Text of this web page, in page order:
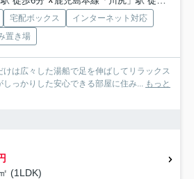
宅配ボックス
インターネット対応
置き場
けは広々した湯船で足を伸ばしてリラックス
っかりした安心できる部屋に住み...
もっと
(1LDK)